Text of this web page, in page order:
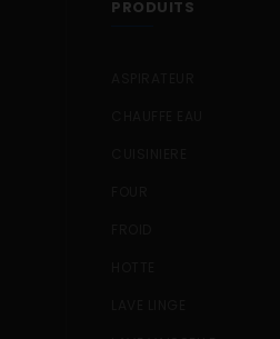
PRODUITS